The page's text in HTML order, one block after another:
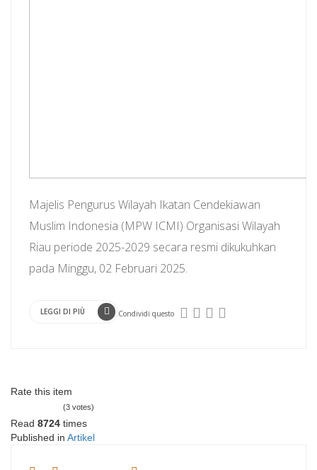
Majelis Pengurus Wilayah Ikatan Cendekiawan
Muslim Indonesia (MPW ICMI) Organisasi Wilayah
Riau periode 2025-2029 secara resmi dikukuhkan
pada Minggu, 02 Februari 2025.
LEGGI DI PIÙ Condividi questo
Rate this item
(3 votes)
Read 8724 times
Published in Artikel